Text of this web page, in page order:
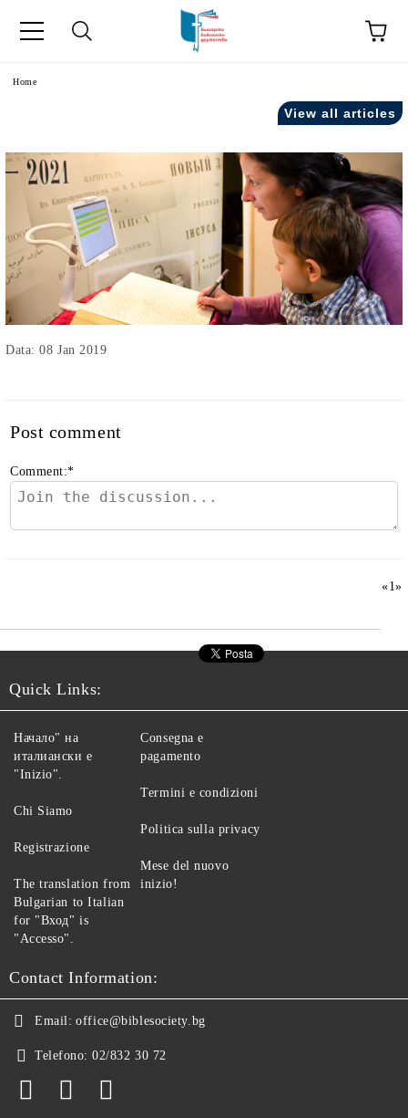
Home
View all articles
Data: 08 Jan 2019
Post comment
Comment:*
«1»
Quick Links:
Начало" на
италиански е
"Inizio".
Chi Siamo
Registrazione
The translation from
Bulgarian to Italian
for "Вход" is
"Accesso".
Consegna e
pagamento
Termini e condizioni
Politica sulla privacy
Mese del nuovo
inizio!
Contact Information:
Email: office@biblesociety.bg
Telefono: 02/832 30 72